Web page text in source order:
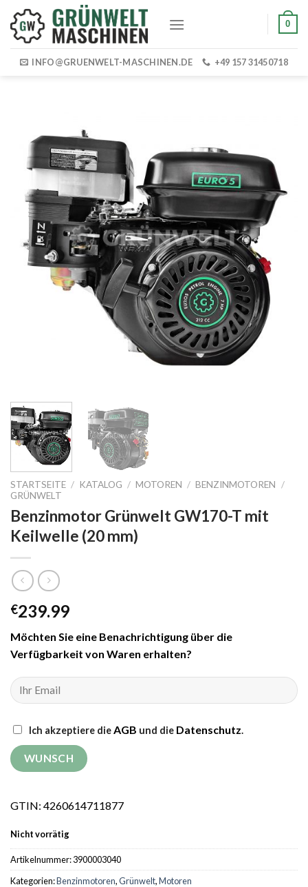
content
0
INFO@GRUENWELT-MASCHINEN.DE +49 157 31450718
STARTSEITE / KATALOG / MOTOREN / BENZINMOTOREN /
GRÜNWELT
Benzinmotor Grünwelt GW170-T mit
Keilwelle (20 mm)
€239.99
Möchten Sie eine Benachrichtigung über die
Verfügbarkeit von Waren erhalten?
Ich akzeptiere dieAGB und die Datenschutz.
GTIN: 4260614711877
Nicht vorrätig
Artikelnummer:3900003040
Kategorien:Benzinmotoren,Grünwelt,Motoren